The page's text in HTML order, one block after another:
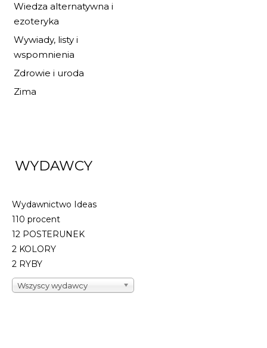
Wiedza alternatywna i
ezoteryka
Wywiady, listy i
wspomnienia
Zdrowie i uroda
Zima
WYDAWCY
Wydawnictwo Ideas
110 procent
12 POSTERUNEK
2 KOLORY
2 RYBY
Wszyscy wydawcy